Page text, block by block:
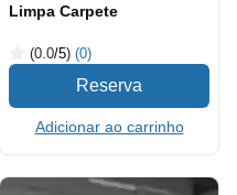
Limpa Carpete
(0.0/5) (0)
Adicionar ao carrinho